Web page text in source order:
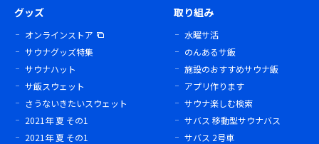
グッズ
オンラインストア
サウナグッズ特集
サウナハット
サ飯スウェット
さうないきたいスウェット
2021年 夏 その1
2021年 夏 その1
取り組み
水曜サ活
のんあるサ飯
施設のおすすめサウナ飯
アプリ作ります
サウナ楽しむ検索
サバス 移動型サウナバス
サバス 2号車